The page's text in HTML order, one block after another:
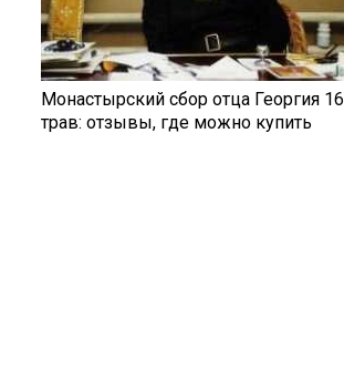
Монастырский сбор отца Георгия 16
трав: отзывы, где можно купить